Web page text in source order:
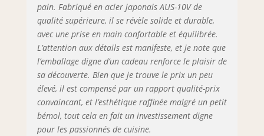
robustesse
superbe et triplé
pour une
résilience encore
plus grande. Cette
lame longue offre
une polyvalence
surprenante et
convient à une
variété de tâches,
pain. Fabriqué en acier japonais AUS-10V de
qualité supérieure, il se révèle solide et durable,
avec une prise en main confortable et équilibrée.
L’attention aux détails est manifeste, et je note que
l’emballage digne d’un cadeau renforce le plaisir de
sa découverte. Bien que je trouve le prix un peu
élevé, il est compensé par un rapport qualité-prix
convaincant, et l’esthétique raffinée malgré un petit
bémol, tout cela en fait un investissement digne
pour les passionnés de cuisine.